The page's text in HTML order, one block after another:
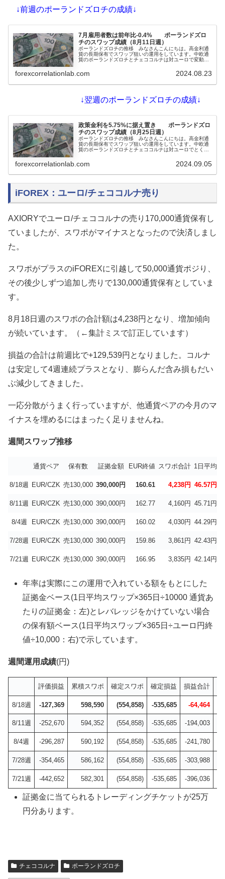
↓前週のポーランドズロチの成績↓
7月雇用者数は前年比-0.4% ポーランドズロ
チのスワップ成績（8月11日週）
ポーランドズロチの推移 みなさんこんにちは。高金利通
貨の長期保有でスワップ狙いの運用をしています。中欧通
貨のポーランドズロチとチェココルナは対ユーロで変動が
ーランドもチェコも利下げを始めていて、スワポは減少傾
向となっています。8月21日発表のポーランドの7月の雇用
forexcorrelationlab.com 2024.08.23
↓翌週のポーランドズロチの成績↓
政策金利を5.75%に据え置き ポーランドズロ
チのスワップ成績（8月25日週）
ポーランドズロチの推移 みなさんこんにちは。高金利通
貨の長期保有でスワップ狙いの運用をしています。中欧通
貨のポーランドズロチとチェココルナは対ユーロでとくに
しています。ポーランドもチェコも利下げを始めて、スワ
ポは減少傾向となっていましたが、いったん利下げ中断し
forexcorrelationlab.com 2024.09.05
iFOREX：ユーロ/チェココルナ売り
AXIORYでユーロ/チェココルナの売り170,000通貨保有し
ていましたが、スワポがマイナスとなったので決済しまし
た。
スワポがプラスのiFOREXに引越して50,000通貨ポジり、
その後少しずつ追加し売りで130,000通貨保有としていま
す。
8月18日週のスワポの合計額は4,238円となり、増加傾向
が続いています。（←集計ミスで訂正しています）
損益の合計は前週比で+129,539円となりました。コルナ
は安定して4週連続プラスとなり、膨らんだ含み損もだい
ぶ減少してきました。
一応分散がうまく行っていますが、他通貨ペアの今月のマ
イナスを埋めるにはまったく足りませんね。
週間スワップ推移
通貨ペア 保有数 証拠金額 EUR終値 スワポ合計 1日平均
8/18週 EUR/CZK 売130,000 390,000円 160.61 4,238円 46.57円
8/11週 EUR/CZK 売130,000 390,000円 162.77 4,160円 45.71円
8/4週 EUR/CZK 売130,000 390,000円 160.02 4,030円 44.29円
7/28週 EUR/CZK 売130,000 390,000円 159.86 3,861円 42.43円
7/21週 EUR/CZK 売130,000 390,000円 166.95 3,835円 42.14円
年率は実際にこの運用で入れている額をもとにした
証拠金ベース(1日平均スワップ×365日÷10000 通貨あ
たりの証拠金：左)とレバレッジをかけていない場合
の保有額ベース(1日平均スワップ×365日÷ユーロ円終
値÷10,000：右)で示しています。
週間運用成績(円)
評価損益 累積スワポ 確定スワポ 確定損益 損益合計
8/18週 -127,369 598,590 (554,858) -535,685 -64,464
8/11週 -252,670 594,352 (554,858) -535,685 -194,003
8/4週 -296,287 590,192 (554,858) -535,685 -241,780
7/28週 -354,465 586,162 (554,858) -535,685 -303,988
7/21週 -442,652 582,301 (554,858) -535,685 -396,036
証拠金に当てられるトレーディングチケットが25万
円分あります。
チェココルナ ポーランドズロチ